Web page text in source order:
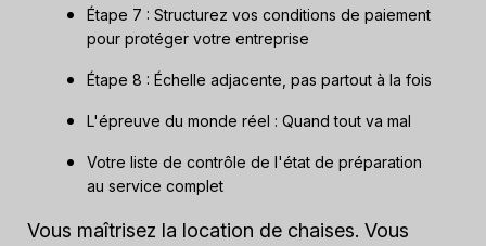
Étape 7 : Structurez vos conditions de paiement
pour protéger votre entreprise
Étape 8 : Échelle adjacente, pas partout à la fois
L'épreuve du monde réel : Quand tout va mal
Votre liste de contrôle de l'état de préparation
au service complet
Vous maîtrisez la location de chaises. Vous